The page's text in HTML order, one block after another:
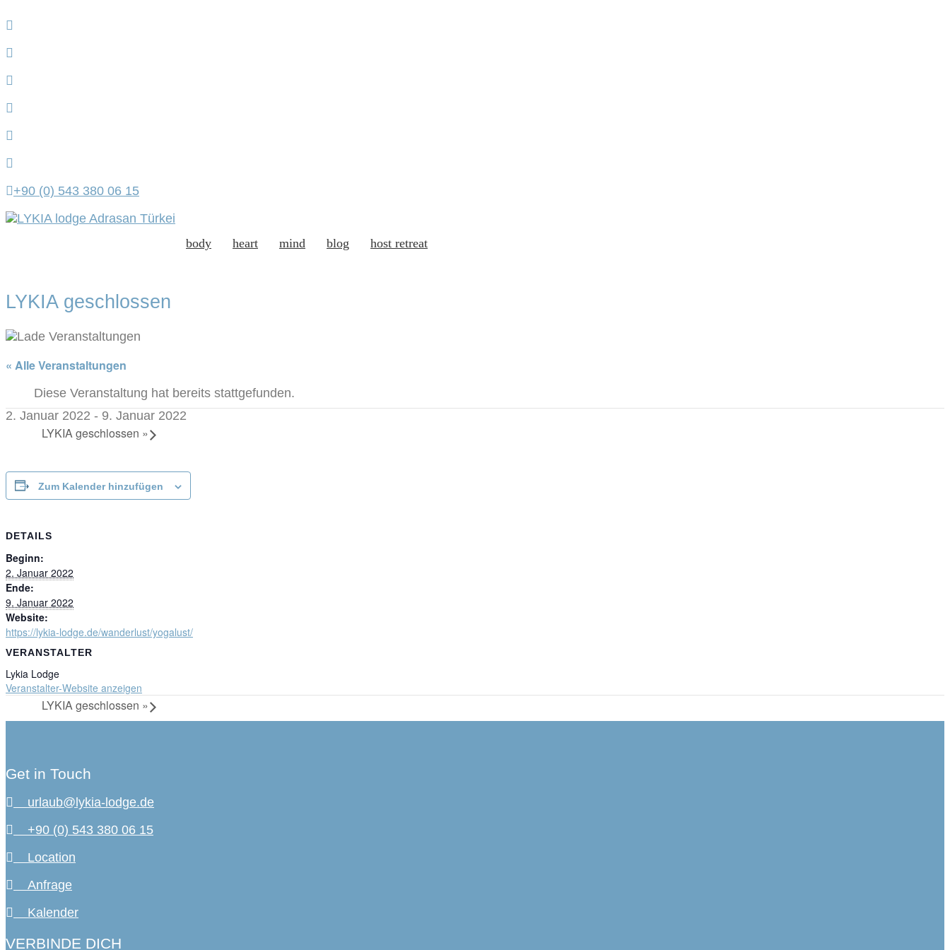
+90 (0) 543 380 06 15
body heart mind blog host retreat
LYKIA geschlossen
« Alle Veranstaltungen
Diese Veranstaltung hat bereits stattgefunden.
2. Januar 2022 - 9. Januar 2022
LYKIA geschlossen »
Zum Kalender hinzufügen
DETAILS
Beginn:
2. Januar 2022
Ende:
9. Januar 2022
Website:
https://lykia-lodge.de/wanderlust/yogalust/
VERANSTALTER
Lykia Lodge
Veranstalter-Website anzeigen
LYKIA geschlossen »
Get in Touch
urlaub@lykia-lodge.de
+90 (0) 543 380 06 15
Location
Anfrage
Kalender
VERBINDE DICH